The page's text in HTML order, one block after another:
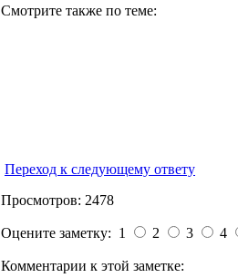
Смотрите также по теме:
Переход к следующему ответу
Просмотров: 2478
Оцените заметку: 1 2 3 4
Комментарии к этой заметке: